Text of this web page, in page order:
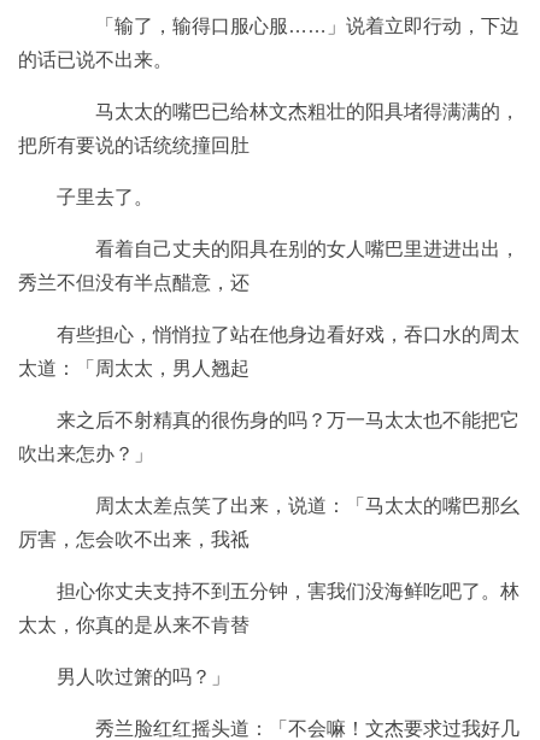
「输了，输得口服心服……」说着立即行动，下边
的话已说不出来。
马太太的嘴巴已给林文杰粗壮的阳具堵得满满的，
把所有要说的话统统撞回肚
子里去了。
看着自己丈夫的阳具在别的女人嘴巴里进进出出，
秀兰不但没有半点醋意，还
有些担心，悄悄拉了站在他身边看好戏，吞口水的周太
太道：「周太太，男人翘起
来之后不射精真的很伤身的吗？万一马太太也不能把它
吹出来怎办？」
周太太差点笑了出来，说道：「马太太的嘴巴那幺
厉害，怎会吹不出来，我祗
担心你丈夫支持不到五分钟，害我们没海鲜吃吧了。林
太太，你真的是从来不肯替
男人吹过箫的吗？」
秀兰脸红红摇头道：「不会嘛！文杰要求过我好几